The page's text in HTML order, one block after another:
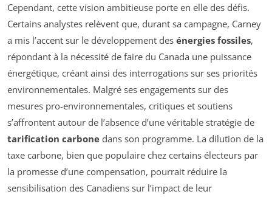
Cependant, cette vision ambitieuse porte en elle des défis.
Certains analystes relèvent que, durant sa campagne, Carney
a mis l’accent sur le développement des énergies fossiles,
répondant à la nécessité de faire du Canada une puissance
énergétique, créant ainsi des interrogations sur ses priorités
environnementales. Malgré ses engagements sur des
mesures pro-environnementales, critiques et soutiens
s’affrontent autour de l’absence d’une véritable stratégie de
tarification carbone dans son programme. La dilution de la
taxe carbone, bien que populaire chez certains électeurs par
la promesse d’une compensation, pourrait réduire la
sensibilisation des Canadiens sur l’impact de leur